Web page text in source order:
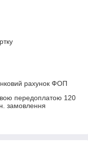
рахунок ФОП
передоплатою 120
замовлення